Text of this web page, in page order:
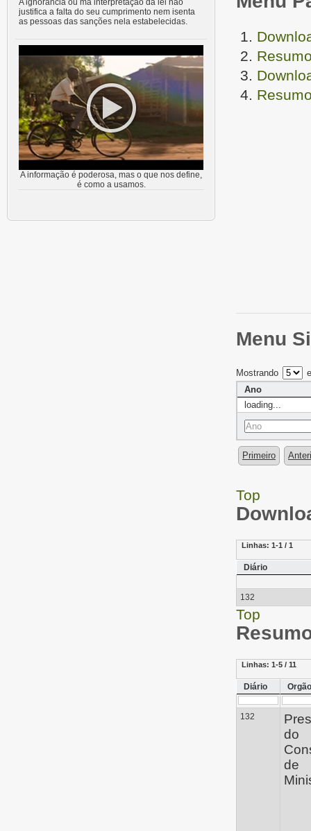
Menu
Mostrando
Ano
loading...
Primeiro
Top
Linhas: 1-1 / 1
Diário
132
Top
Linhas: 1-5 / 11
Diário Orgão
132
do
de
A ignorância ou má interpretação da lei não
justifica a falta do seu cumprimento nem isenta
as pessoas das sanções nela estabelecidas.
A informação é poderosa, mas o que nos define,
é como a usamos.